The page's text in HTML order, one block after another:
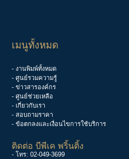
เมนูทั้งหมด
- งานพิมพ์ทั้งหมด
- ศูนย์รวมความรู้
- ข่าวสารองค์กร
- ศูนย์ช่วยเหลือ
- เกี่ยวกับเรา
- สอบถามราคา
- ข้อตกลงและเงื่อนไขการใช้บริการ
ติดต่อ บีพีเค พริ้นติ้ง
- โทร: 02-049-3699